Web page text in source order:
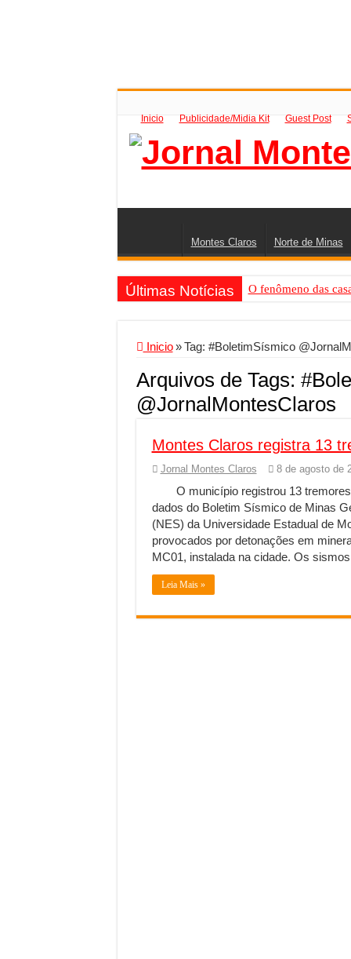
Inicio Publicidade/Midia Kit Guest Post
Montes Claros Norte de Minas
Últimas Notícias O fenômeno das
Conheça a melhor
Mais da metade
PF e Emissoras
De economista a
Marcenaria sob
Do estudo à
Tomada de decisão
Qualidade do
Inicio » Tag: #BoletimSísmico
Arquivos de Tags:
@JornalMontesClaros
Montes Claros registra 13
Jornal Montes Claros 8 de agosto de
O município registrou 13
dados do Boletim Sísmico de Minas
(NES) da Universidade Estadual de
provocados por detonações em
MC01, instalada na cidade. Os
Leia Mais »